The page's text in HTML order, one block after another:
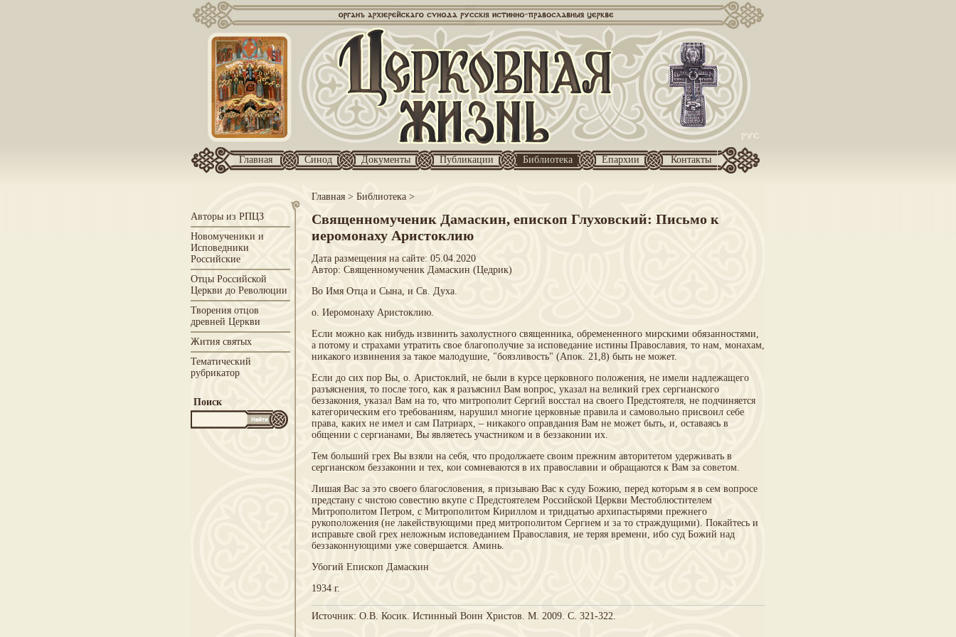
Главная Синод Документы Публикации Библиотека Епархии Контакты
Главная> Библиотека >
Авторы из РПЦЗ
Новомученики и
Исповедники
Российские
Отцы Российской
Церкви до Революции
Творения отцов
древней Церкви
Жития святых
Тематический
рубрикатор
Поиск
Священномученик Дамаскин, епископ Глуховский: Письмо к
иеромонаху Аристоклию
Дата размещения на сайте: 05.04.2020
Автор: Священномученик Дамаскин (Цедрик)
Во Имя Отца и Сына, и Св. Духа.
о. Иеромонаху Аристоклию.
Если можно как нибудь извинить захолустного священника, обремененного мирскими обязанностями,
а потому и страхами утратить свое благополучие за исповедание истины Православия, то нам, монахам,
никакого извинения за такое малодушие, "боязливость" (Апок. 21,8) быть не может.
Если до сих пор Вы, о. Аристоклий, не были в курсе церковного положения, не имели надлежащего
разъяснения, то после того, как я разъяснил Вам вопрос, указал на великий грех сергианского
беззакония, указал Вам на то, что митрополит Сергий восстал на своего Предстоятеля, не подчиняется
категорическим его требованиям, нарушил многие церковные правила и самовольно присвоил себе
права, каких не имел и сам Патриарх, – никакого оправдания Вам не может быть, и, оставаясь в
общении с сергианами, Вы являетесь участником и в беззаконии их.
Тем больший грех Вы взяли на себя, что продолжаете своим прежним авторитетом удерживать в
сергианском беззаконии и тех, кои сомневаются в их православии и обращаются к Вам за советом.
Лишая Вас за это своего благословения, я призываю Вас к суду Божию, перед которым я в сем вопросе
предстану с чистою совестию вкупе с Предстоятелем Российской Церкви Местоблюстителем
Митрополитом Петром, с Митрополитом Кириллом и тридцатью архипастырями прежнего
рукоположения (не лакействующими пред митрополитом Сергием и за то страждущими). Покайтесь и
исправьте свой грех неложным исповеданием Православия, не теряя времени, ибо суд Божий над
беззаконнующими уже совершается. Аминь.
Убогий Епископ Дамаскин
1934 г.
Источник: О.В. Косик. Истинный Воин Христов. М. 2009. С. 321-322.